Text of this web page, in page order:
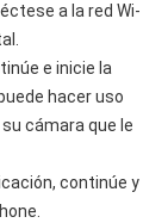
a la red Wi-
e inicie la
hacer uso
cámara que le
continúe y